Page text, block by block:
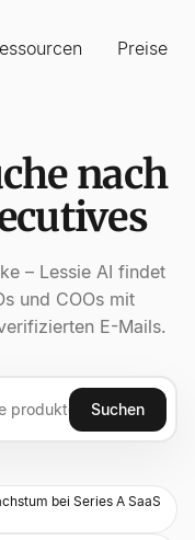
Preise
nach
– Lessie AI findet
und COOs mit
E-Mails.
Suchen
bei Series A SaaS